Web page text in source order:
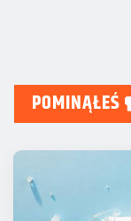
POMINĄŁEŚ